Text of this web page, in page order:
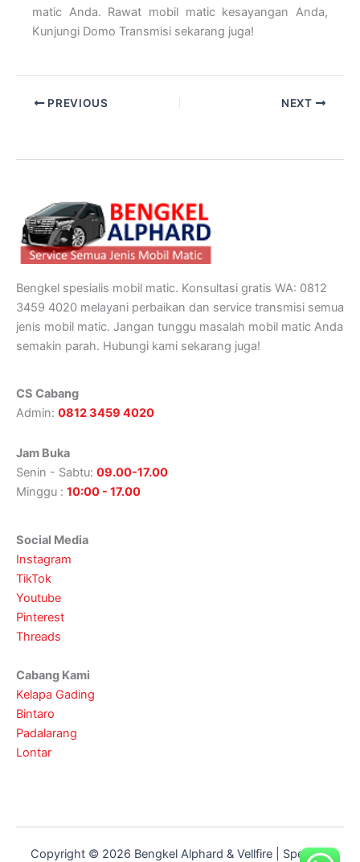
matic Anda. Rawat mobil matic kesayangan Anda,
Kunjungi Domo Transmisi sekarang juga!
PREVIOUS NEXT
Bengkel spesialis mobil matic. Konsultasi gratis WA: 0812
3459 4020 melayani perbaikan dan service transmisi semua
jenis mobil matic. Jangan tunggu masalah mobil matic Anda
semakin parah. Hubungi kami sekarang juga!
CS Cabang
Admin: 0812 3459 4020
Jam Buka
Senin - Sabtu: 09.00-17.00
Minggu : 10:00 - 17.00
Social Media
Instagram
TikTok
Youtube
Pinterest
Threads
Cabang Kami
Kelapa Gading
Bintaro
Padalarang
Lontar
Copyright © 2026 Bengkel Alphard & Vellfire | Spesialis